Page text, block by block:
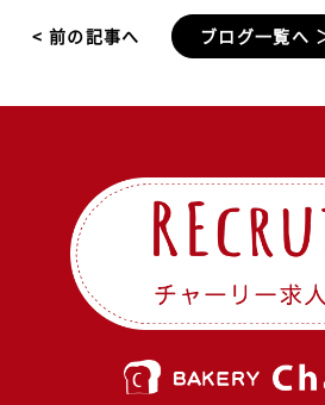
< 前の記事へ ブログ一覧へ